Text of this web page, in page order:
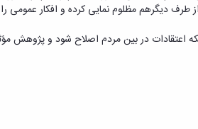
دیگرهم مظلوم نمایی کرده و افکار عمومی را
اعتقادات در بین مردم اصلاح شود و پژوهش